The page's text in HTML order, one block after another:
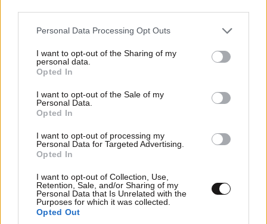
Please note that this website/app uses one or more Google
not limited to your visit or usage behaviour. You may click to
grant or deny consent to Google and its third-party tags to
use your data for below specified purposes in below Google
consent section.
Personal Data Processing Opt Outs
I want to opt-out of the Sharing of my
personal data.
Opted In
I want to opt-out of the Sale of my
Personal Data.
Opted In
I want to opt-out of processing my
Personal Data for Targeted Advertising.
Opted In
I want to opt-out of Collection, Use,
Retention, Sale, and/or Sharing of my
Personal Data that Is Unrelated with the
Purposes for which it was collected.
Opted Out
Xαρακτήρες: 0/1000
Διαβάστε και ακολουθήστε τους κανόνες σχολιασμού
ΠΡΟΣΘΗΚΗ
Και ανιχνευτής ρομά.
Απαντήστε